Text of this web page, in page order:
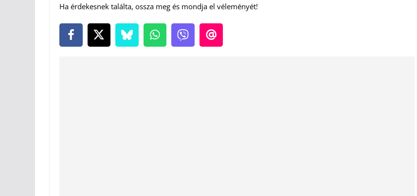
Ha érdekesnek találta, ossza meg és mondja el véleményét!